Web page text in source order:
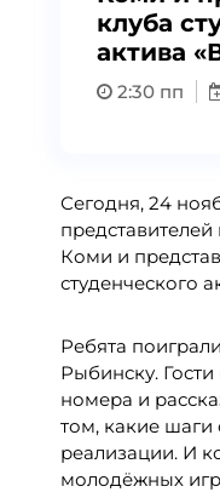
клуба
актива
2:30 пп
Сегодня, 24
Коми и
студенческого
Ребята
Рыбинску.
номера и
том, какие
реализации. И
молодёжных